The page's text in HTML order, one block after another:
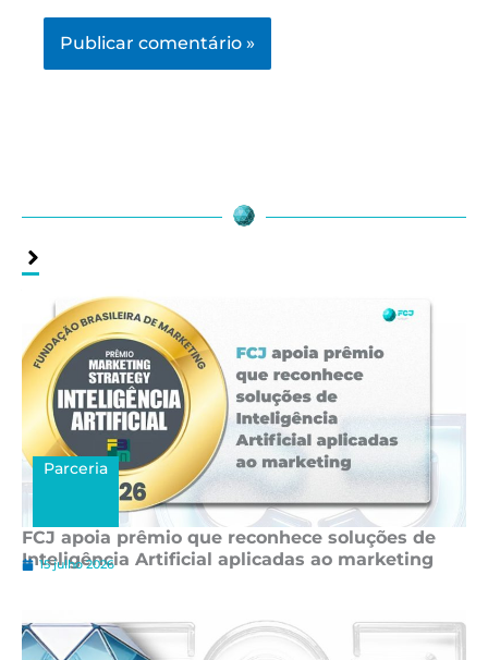
Parceria
FCJ apoia prêmio que reconhece soluções de
Inteligência Artificial aplicadas ao marketing
15 julho 2026